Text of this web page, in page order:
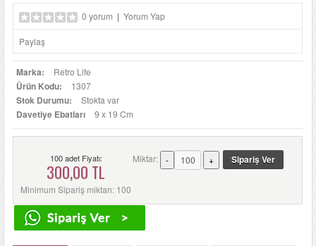
0 yorum | Yorum Yap
Paylaş
Marka: Retro Life
Ürün Kodu: 1307
Stok Durumu: Stokta var
Davetiye Ebatları 9 x 19 Cm
100 adet Fiyatı:
300,00 TL
Minimum Sipariş miktarı: 100
Miktar: